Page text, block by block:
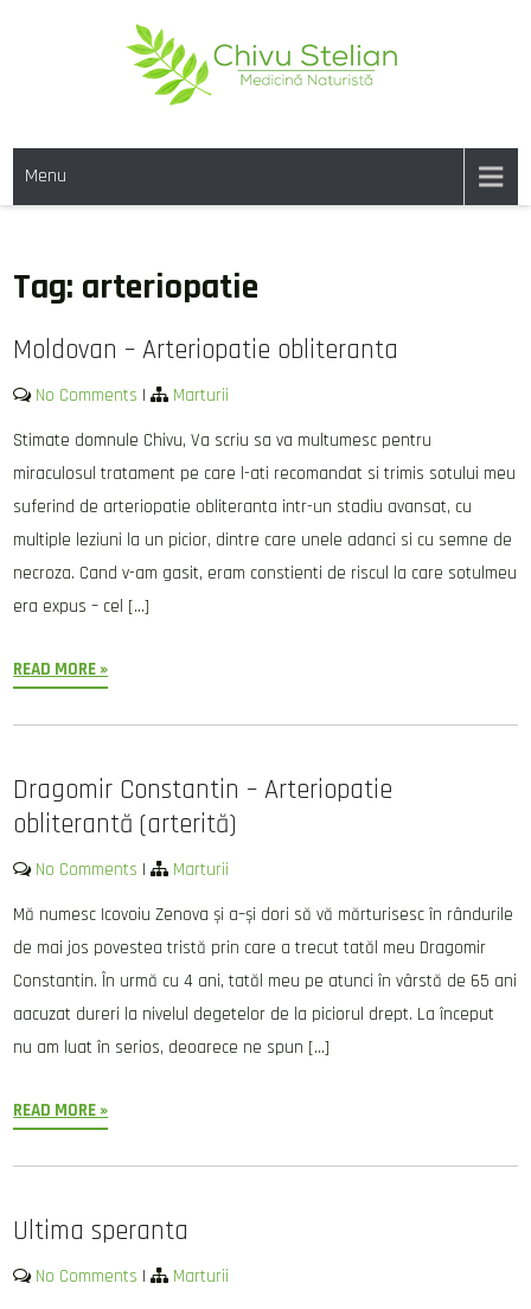
CHIVU-STELIAN.RO
Menu
Tag: arteriopatie
Moldovan – Arteriopatie obliteranta
No Comments |
Marturii
Stimate domnule Chivu, Va scriu sa va multumesc pentru
miraculosul tratament pe care l-ati recomandat si trimis sotului meu
suferind de arteriopatie obliteranta intr-un stadiu avansat, cu
multiple leziuni la un picior, dintre care unele adanci si cu semne de
necroza. Cand v-am gasit, eram constienti de riscul la care sotulmeu
era expus – cel […]
READ MORE »
Dragomir Constantin – Arteriopatie
obliterantă (arterită)
No Comments |
Marturii
Mă numesc Icovoiu Zenova și a–și dori să vă mărturisesc în rândurile
de mai jos povestea tristă prin care a trecut tatăl meu Dragomir
Constantin. În urmă cu 4 ani, tatăl meu pe atunci în vârstă de 65 ani
aacuzat dureri la nivelul degetelor de la piciorul drept. La început
nu am luat în serios, deoarece ne spun […]
READ MORE »
Ultima speranta
No Comments |
Marturii